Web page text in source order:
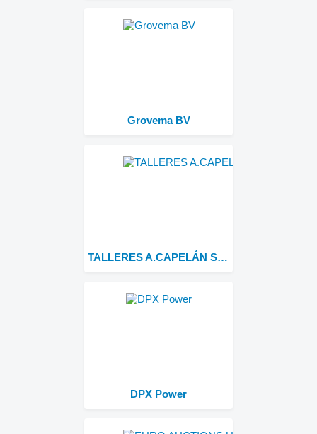
Grovema BV
TALLERES A.CAPELÁN S.L.
DPX Power